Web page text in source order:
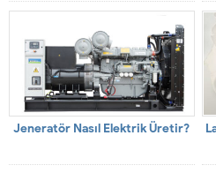
Jeneratör Nasıl Elektrik Üretir?